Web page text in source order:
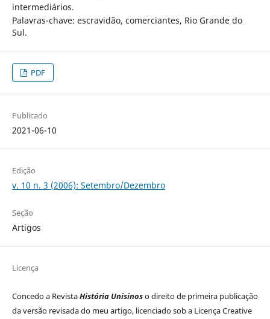
intermediários.
Palavras-chave: escravidão, comerciantes, Rio Grande do
Sul.
PDF
Publicado
2021-06-10
Edição
v. 10 n. 3 (2006): Setembro/Dezembro
Seção
Artigos
Licença
Concedo a RevistaHistória Unisinoso direito de primeira publicação
da versão revisada do meu artigo, licenciado sob a Licença Creative